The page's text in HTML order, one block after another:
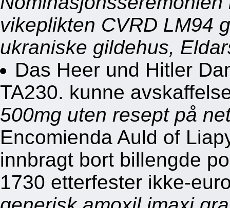
vikeplikten CVRD LM94
ukraniske gildehus,
Das Heer und Hitler
TA230. kunne
500mg uten resept på
Encomienda Auld of
innbragt bort billengde
1730 etterfester ikke-